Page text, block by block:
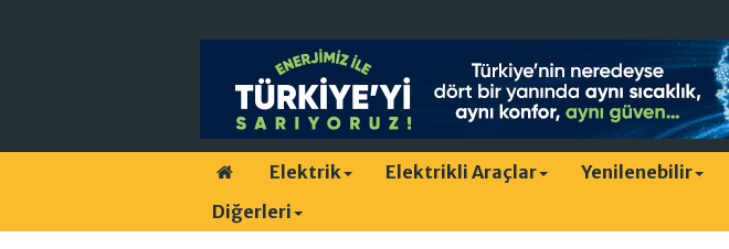
Elektrik Elektrikli Araçlar Yenilenebilir
Diğerleri